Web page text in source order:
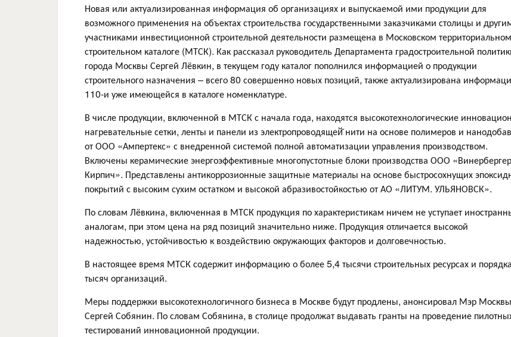
Новая или актуализированная информация об организациях и выпускаемой ими продукции для
возможного применения на объектах строительства государственными заказчиками столицы и
участниками инвестиционной строительной деятельности размещена в Московском территориальном
строительном каталоге (МТСК). Как рассказал руководитель Департамента градостроительной
города Москвы Сергей Лёвкин, в текущем году каталог пополнился информацией о продукции
строительного назначения – всего 80 совершенно новых позиций, также актуализирована
110-и уже имеющейся в каталоге номенклатуре.
В числе продукции, включенной в МТСК с начала года, находятся высокотехнологические
нагревательные сетки, ленты и панели из электропроводящей̆ нити на основе полимеров и
от ООО «Ампертекс» с внедренной системой полной автоматизации управления производством.
Включены керамические энергоэффективные многопустотные блоки производства ООО «Винербергер
Кирпич». Представлены антикоррозионные защитные материалы на основе быстросохнущих
покрытий с высоким сухим остатком и высокой абразивостойкостью от АО «ЛИТУМ. УЛЬЯНОВСК».
По словам Лёвкина, включенная в МТСК продукция по характеристикам ничем не уступает
аналогам, при этом цена на ряд позиций значительно ниже. Продукция отличается высокой
надежностью, устойчивостью к воздействию окружающих факторов и долговечностью.
В настоящее время МТСК содержит информацию о более 5,4 тысячи строительных ресурсах и
тысяч организаций.
Меры поддержки высокотехнологичного бизнеса в Москве будут продлены, анонсировал Мэр Москвы
Сергей Собянин. По словам Собянина, в столице продолжат выдавать гранты на проведение
тестирований инновационной продукции.